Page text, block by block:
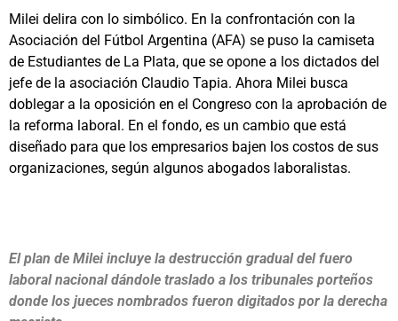
Milei delira con lo simbólico. En la confrontación con la
Asociación del Fútbol Argentina (AFA) se puso la camiseta
de Estudiantes de La Plata, que se opone a los dictados del
jefe de la asociación Claudio Tapia. Ahora Milei busca
doblegar a la oposición en el Congreso con la aprobación de
la reforma laboral. En el fondo, es un cambio que está
diseñado para que los empresarios bajen los costos de sus
organizaciones, según algunos abogados laboralistas.
El plan de Milei incluye la destrucción gradual del fuero
laboral nacional dándole traslado a los tribunales porteños
donde los jueces nombrados fueron digitados por la derecha